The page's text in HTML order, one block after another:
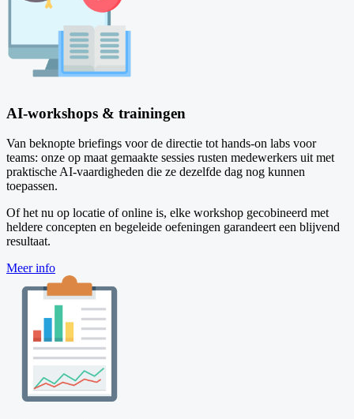
AI-workshops & trainingen
Van beknopte briefings voor de directie tot hands-on labs voor
teams: onze op maat gemaakte sessies rusten medewerkers uit met
praktische AI-vaardigheden die ze dezelfde dag nog kunnen
toepassen.
Of het nu op locatie of online is, elke workshop gecobineerd met
heldere concepten en begeleide oefeningen garandeert een blijvend
resultaat.
Meer info